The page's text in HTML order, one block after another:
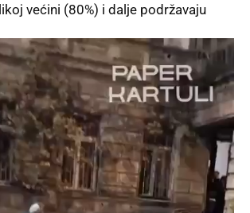
većini (80%) i dalje podržavaju